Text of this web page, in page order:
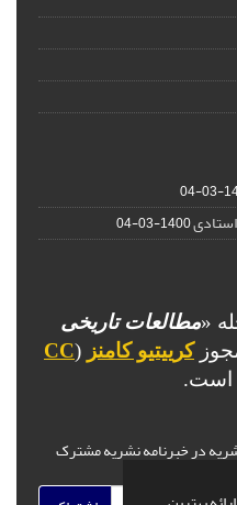
استادی1400-03-04
«مطالعات تاریخی
کرییتیو کامنز (
CC
است.
در خبرنامه نشریه مشترک